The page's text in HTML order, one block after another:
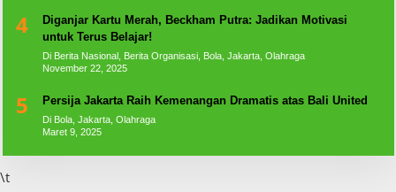
4
Diganjar Kartu Merah, Beckham Putra: Jadikan Motivasi
untuk Terus Belajar!
Di Berita Nasional, Berita Organisasi, Bola, Jakarta, Olahraga
November 22, 2025
5 Persija Jakarta Raih Kemenangan Dramatis atas Bali United
Di Bola, Jakarta, Olahraga
Maret 9, 2025
\t